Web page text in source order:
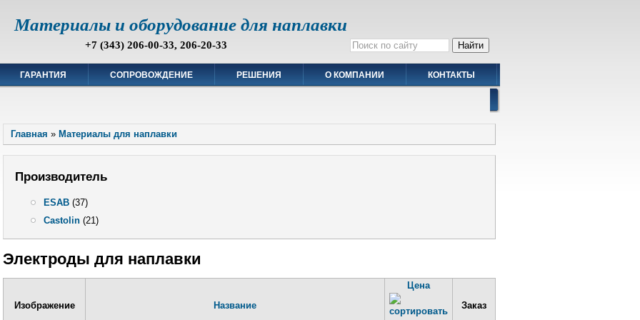
Материалы и оборудование для наплавки
+7 (343) 206-00-33, 206-20-33
ГАРАНТИЯ СОПРОВОЖДЕНИЕ РЕШЕНИЯ О КОМПАНИИ КОНТАКТЫ
Главная » Материалы для наплавки
Производитель
ESAB (37)
Castolin (21)
Электроды для наплавки
Изображение Название
Цена
Заказ